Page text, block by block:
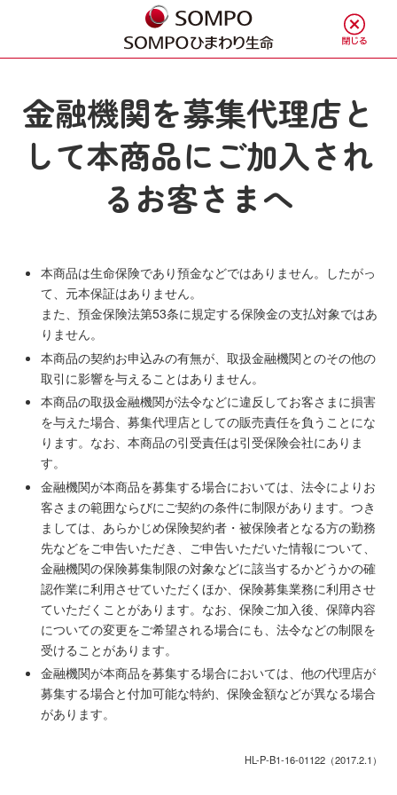
金融機関を募集代理店と
して本商品にご加入され
るお客さまへ
本商品は生命保険であり預金などではありません。したがっ
て、元本保証はありません。
また、預金保険法第53条に規定する保険金の支払対象ではあ
りません。
本商品の契約お申込みの有無が、取扱金融機関とのその他の
取引に影響を与えることはありません。
本商品の取扱金融機関が法令などに違反してお客さまに損害
を与えた場合、募集代理店としての販売責任を負うことにな
ります。なお、本商品の引受責任は引受保険会社にありま
す。
金融機関が本商品を募集する場合においては、法令によりお
客さまの範囲ならびにご契約の条件に制限があります。つき
ましては、あらかじめ保険契約者・被保険者となる方の勤務
先などをご申告いただき、ご申告いただいた情報について、
金融機関の保険募集制限の対象などに該当するかどうかの確
認作業に利用させていただくほか、保険募集業務に利用させ
ていただくことがあります。なお、保険ご加入後、保障内容
についての変更をご希望される場合にも、法令などの制限を
受けることがあります。
金融機関が本商品を募集する場合においては、他の代理店が
募集する場合と付加可能な特約、保険金額などが異なる場合
があります。
HL-P-B1-16-01122（2017.2.1）